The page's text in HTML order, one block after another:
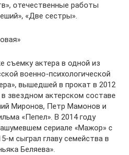
отечественные работы
«Две сестры».
съемку актера в одной из
военно-психологической
вышедшей в прокат в 2012
в звездном актерском составе
Миронов, Петр Мамонов и
«Пепел». В 2014 году
сериале «Мажор» с
м сыграл главу семейства в
Беляева».